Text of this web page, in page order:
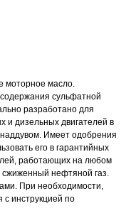
моторное масло.
содержания сульфатной
разработано для
и дизельных двигателей в
Имеет одобрения
его в гарантийных
работающих на любом
сжиженный нефтяной газ.
При необходимости,
с инструкцией по